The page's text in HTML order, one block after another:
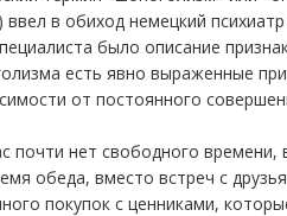
в обиход немецкий
было описание
есть явно выраженные
от постоянного
почти нет свободного
обеда, вместо встреч с
покупок с ценниками,